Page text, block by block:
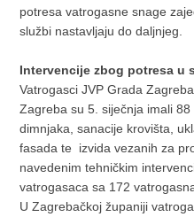
potresa vatrogasne snage
službi nastavljaju do daljnjeg.
Intervencije zbog potresa u
Vatrogasci JVP Grada
Zagreba su 5. siječnja imali
dimnjaka, sanacije krovišta,
fasada te izvida vezanih za
navedenim tehničkim
vatrogasaca sa 172
U Zagrebačkoj županiji